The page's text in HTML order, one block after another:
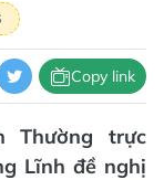
Copy link
Thường trực
Lĩnh đề nghị